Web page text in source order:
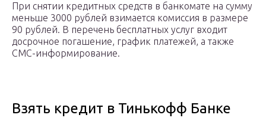
При снятии кредитных средств в банкомате на сумму
меньше 3000 рублей взимается комиссия в размере
90 рублей. В перечень бесплатных услуг входит
досрочное погашение, график платежей, а также
СМС-информирование.
Взять кредит в Тинькофф Банке